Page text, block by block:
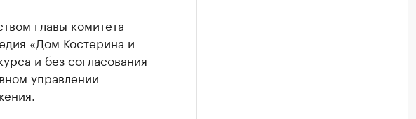
главы комитета
«Дом Костерина и
и без согласования
управлении